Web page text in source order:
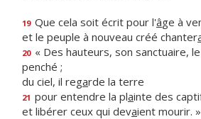
19 Que cela soit écrit pour l'âge à
et le peuple à nouveau créé chanter
20 « Des hauteurs, son sanctuaire,
penché ;
du ciel, il regarde la terre
21 pour entendre la plainte des
et libérer ceux qui devaient mourir. »